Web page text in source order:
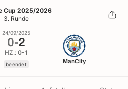
0-2
beendet
Cup 2025/2026
3. Runde
24/09/2025
0-2
HZ.: 0-1
beendet ManCity